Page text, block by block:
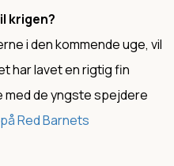
krigen?
i den kommende uge, vil
har lavet en rigtig fin
med de yngste spejdere
Red Barnets